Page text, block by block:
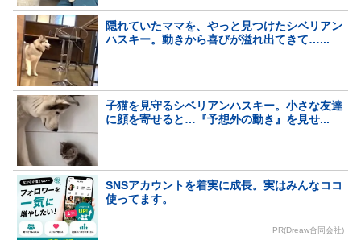
隠れていたママを、やっと見つけたシベリアン
ハスキー。動きから喜びが溢れ出てきて…...
子猫を見守るシベリアンハスキー。小さな友達
に顔を寄せると…『予想外の動き』を見せ...
SNSアカウントを着実に成長。実はみんなココ
使ってます。
PR(Dreaw合同会社)